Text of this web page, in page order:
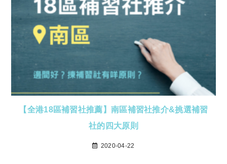
【全港18區補習社推薦】南區補習社推介&挑選補習
社的四大原則
2020-04-22